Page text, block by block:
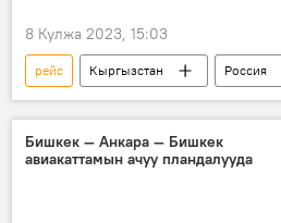
8 Кулжа 2023, 15:03
рейс Кыргызстан
Россия
Бишкек
Омск
автобус
Бишкек — Анкара — Бишкек
авиакаттамын ачуу пландалууда